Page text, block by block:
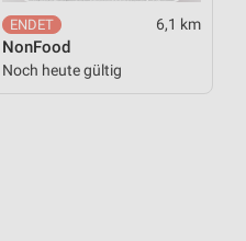
6,1 km
NonFood
Noch heute gültig